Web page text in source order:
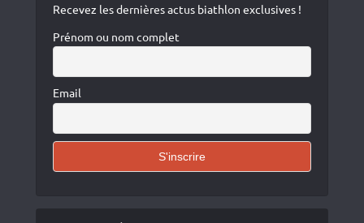
Recevez les dernières actus biathlon exclusives !
Prénom ou nom complet
Email